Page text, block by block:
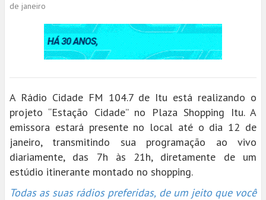
de janeiro
A Rádio Cidade FM 104.7 de Itu está realizando o
projeto “Estação Cidade” no Plaza Shopping Itu. A
emissora estará presente no local até o dia 12 de
janeiro, transmitindo sua programação ao vivo
diariamente, das 7h às 21h, diretamente de um
estúdio itinerante montado no shopping.
Todas as suas rádios preferidas, de um jeito que você